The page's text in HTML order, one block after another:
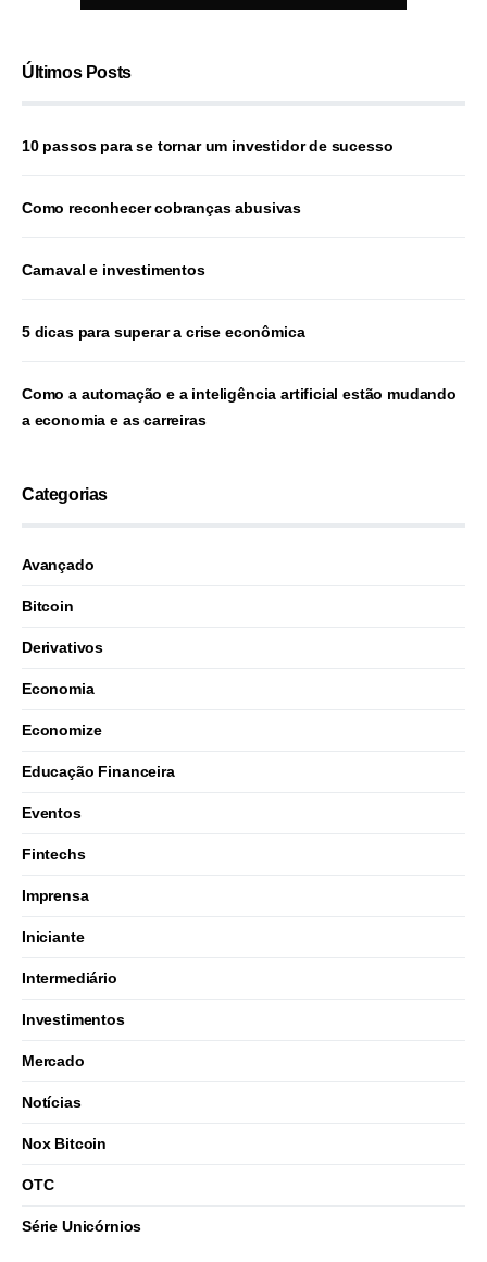
Últimos Posts
10 passos para se tornar um investidor de sucesso
Como reconhecer cobranças abusivas
Carnaval e investimentos
5 dicas para superar a crise econômica
Como a automação e a inteligência artificial estão mudando
a economia e as carreiras
Categorias
Avançado
Bitcoin
Derivativos
Economia
Economize
Educação Financeira
Eventos
Fintechs
Imprensa
Iniciante
Intermediário
Investimentos
Mercado
Notícias
Nox Bitcoin
OTC
Série Unicórnios